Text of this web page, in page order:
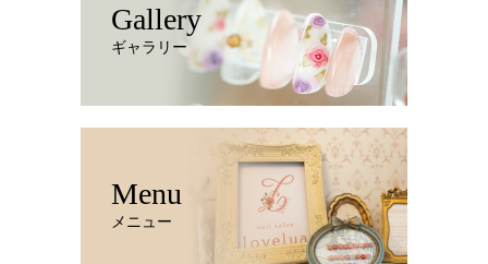
Gallery
ギャラリー
Menu
メニュー